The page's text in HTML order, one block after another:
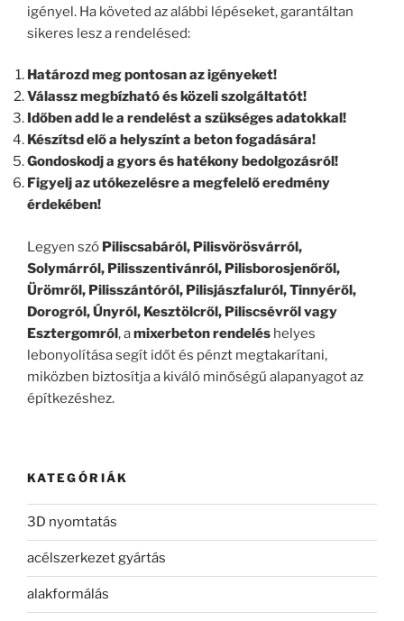
igényel. Ha követed az alábbi lépéseket, garantáltan
sikeres lesz a rendelésed:
Határozd meg pontosan az igényeket!
Válassz megbízható és közeli szolgáltatót!
Időben add le a rendelést a szükséges adatokkal!
Készítsd elő a helyszínt a beton fogadására!
Gondoskodj a gyors és hatékony bedolgozásról!
Figyelj az utókezelésre a megfelelő eredmény
érdekében!
Legyen szó Piliscsabáról, Pilisvörösvárról,
Solymárról, Pilisszentivánról, Pilisborosjenőről,
Ürömről, Pilisszántóról, Pilisjászfaluról, Tinnyéről,
Dorogról, Únyról, Kesztölcről, Piliscsévről vagy
Esztergomról, amixerbeton rendelés helyes
lebonyolítása segít időt és pénzt megtakarítani,
miközben biztosítja a kiváló minőségű alapanyagot az
építkezéshez.
KATEGÓRIÁK
3D nyomtatás
acélszerkezet gyártás
alakformálás